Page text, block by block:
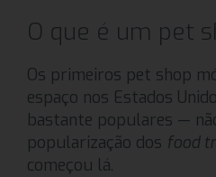
O que é um pet
Os primeiros pet shop
espaço nos Estados
bastante populares —
popularização dos food
começou lá.